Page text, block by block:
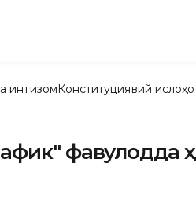
интизомКонституциявий
фавқулодда